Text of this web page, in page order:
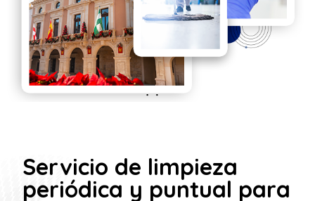
Servicio de limpieza
periódica y puntual para